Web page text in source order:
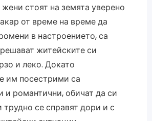
стоят на земята уверено
от време на време да
в настроението, са
житейските си
и леко. Докато
им посестрими са
и романтични, обичат да си
трудно се справят дори и с